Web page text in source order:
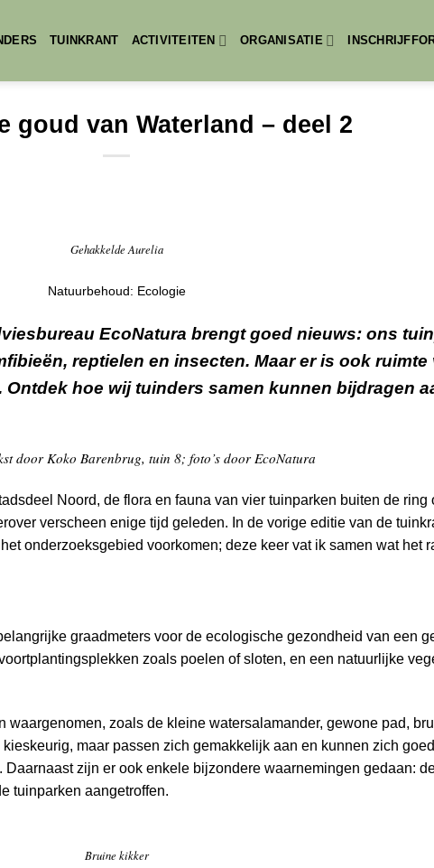
TUINKRANT ACTIVITEITEN ORGANISATIE
goud van Waterland – deel 2
Gehakkelde Aurelia
Natuurbehoud: Ecologie
EcoNatura brengt goed nieuws: ons
reptielen en insecten. Maar er is ook ruimte
hoe wij tuinders samen kunnen bijdragen
door Koko Barenbrug, tuin 8; foto’s door EcoNatura
Noord, de flora en fauna van vier tuinparken buiten de ring
verscheen enige tijd geleden. In de vorige editie van de
onderzoeksgebied voorkomen; deze keer vat ik samen wat het
graadmeters voor de ecologische gezondheid van een
zoals poelen of sloten, en een natuurlijke
waargenomen, zoals de kleine watersalamander, gewone pad,
maar passen zich gemakkelijk aan en kunnen zich goed
zijn er ook enkele bijzondere waarnemingen gedaan:
tuinparken aangetroffen.
Bruine kikker